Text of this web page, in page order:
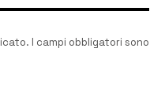
I campi obbligatori sono